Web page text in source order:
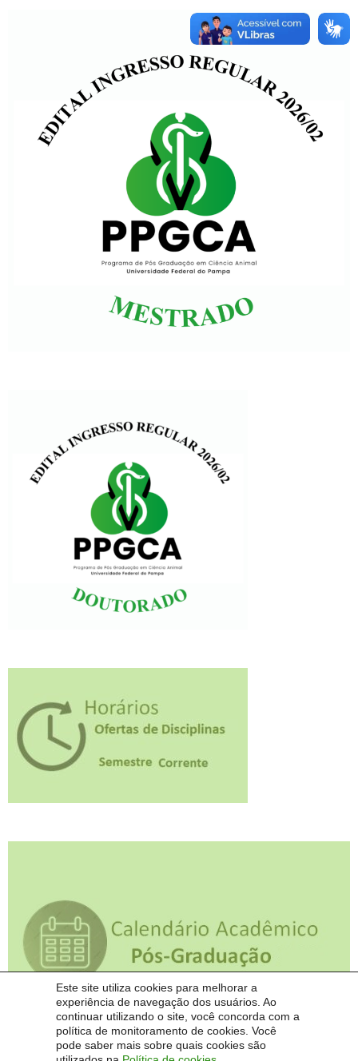
Este site utiliza cookies para melhorar a
experiência de navegação dos usuários. Ao
continuar utilizando o site, você concorda com a
política de monitoramento de cookies. Você
pode saber mais sobre quais cookies são